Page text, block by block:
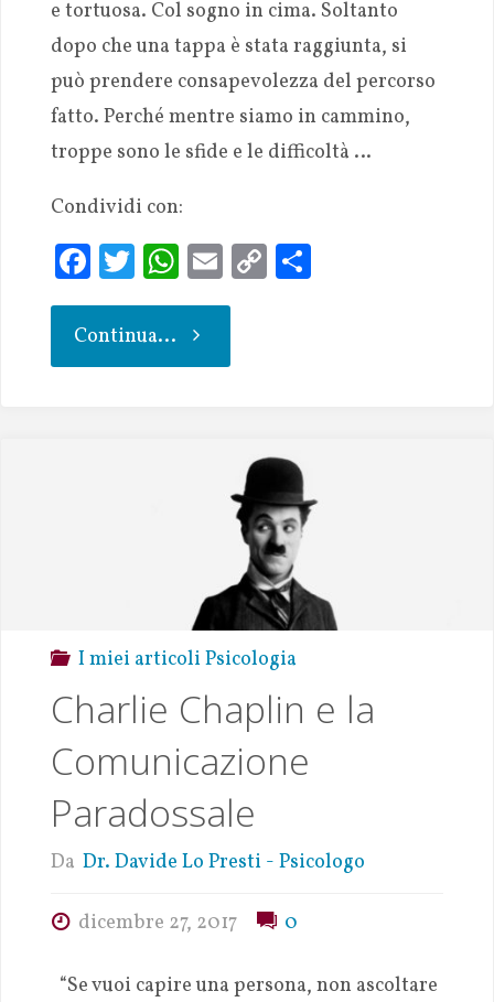
e tortuosa. Col sogno in cima. Soltanto
dopo che una tappa è stata raggiunta, si
può prendere consapevolezza del percorso
fatto. Perché mentre siamo in cammino,
troppe sono le sfide e le difficoltà …
Condividi con:
Fa
ce
b
oo
T
w
it
te
W
h
at
s
E
m
l
C
k
S
Continua...
I miei articoli Psicologia
Charlie Chaplin e la
Comunicazione
Paradossale
Da Dr. Davide Lo Presti - Psicologo
dicembre 27, 2017 0
“Se vuoi capire una persona, non ascoltare